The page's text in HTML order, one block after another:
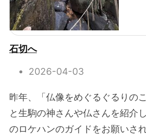
石切へ
2026-04-03
昨年、「仏像をめぐるぐるりの
と生駒の神さんや仏さんを紹介
のロケハンのガイドをお願いさ